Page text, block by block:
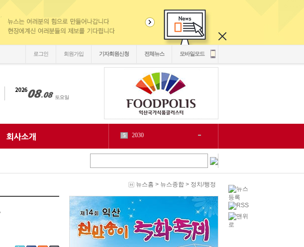
로그인 회원가입 기자회원신청 전체뉴스 모바일모드
5 2030
源
8
泥
5
紐⑦
2
1
cctv
1
LH
1
chlwntjd
4 22 3
뉴스홈 > 뉴스종합 > 정치/행정